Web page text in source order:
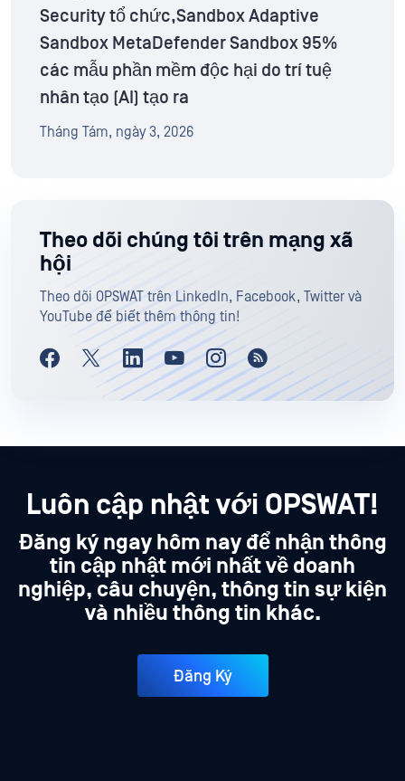
Security tổ chức,Sandbox Adaptive
Sandbox MetaDefender Sandbox 95%
các mẫu phần mềm độc hại do trí tuệ
nhân tạo (AI) tạo ra
Tháng Tám, ngày 3, 2026
Theo dõi chúng tôi trên mạng xã
hội
Theo dõi OPSWAT trên LinkedIn, Facebook, Twitter và
YouTube để biết thêm thông tin!
Luôn cập nhật với OPSWAT!
Đăng ký ngay hôm nay để nhận thông
tin cập nhật mới nhất về doanh
nghiệp, câu chuyện, thông tin sự kiện
và nhiều thông tin khác.
Đăng Ký